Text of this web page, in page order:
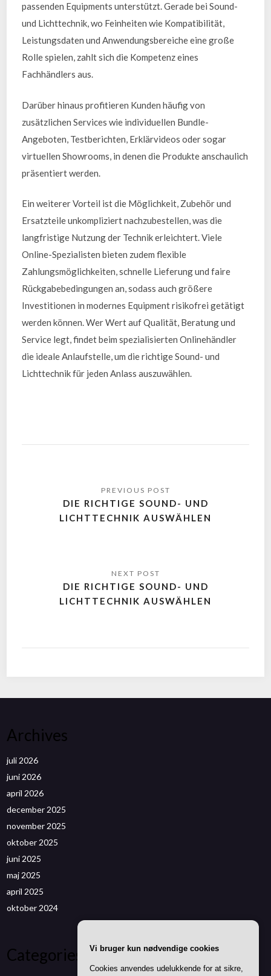
passenden Equipments unterstützt. Gerade bei Sound-
und Lichttechnik, wo Feinheiten wie Kompatibilität,
Leistungsdaten und Anwendungsbereiche eine große
Rolle spielen, zahlt sich die Kompetenz eines
Fachhändlers aus.
Darüber hinaus profitieren Kunden häufig von
zusätzlichen Services wie individuellen Bundle-
Angeboten, Testberichten, Erklärvideos oder sogar
virtuellen Showrooms, in denen die Produkte anschaulich
präsentiert werden.
Ein weiterer Vorteil ist die Möglichkeit, Zubehör und
Ersatzteile unkompliziert nachzubestellen, was die
langfristige Nutzung der Technik erleichtert. Viele
Online-Spezialisten bieten zudem flexible
Zahlungsmöglichkeiten, schnelle Lieferung und faire
Rückgabebedingungen an, sodass auch größere
Investitionen in modernes Equipment risikofrei getätigt
werden können. Wer Wert auf Qualität, Beratung und
Service legt, findet beim spezialisierten Onlinehändler
die ideale Anlaufstelle, um die richtige Sound- und
Lichttechnik für jeden Anlass auszuwählen.
DIE RICHTIGE SOUND- UND
LICHTTECHNIK AUSWÄHLEN
DIE RICHTIGE SOUND- UND
LICHTTECHNIK AUSWÄHLEN
Archives
juli 2026
juni 2026
april 2026
december 2025
november 2025
oktober 2025
juni 2025
maj 2025
april 2025
oktober 2024
Categories Vi bruger kun nødvendige cookies
Cookies anvendes udelukkende for at sikre,